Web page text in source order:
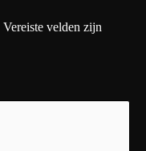
Vereiste velden zijn